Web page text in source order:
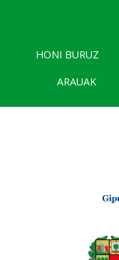
HONI BURUZ
ARAUAK